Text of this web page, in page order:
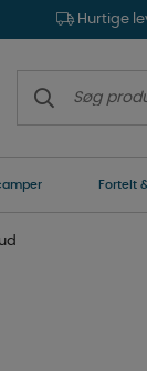
Hurtige
Fortelt